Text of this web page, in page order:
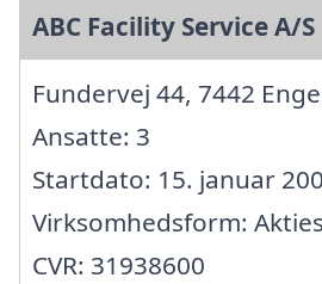
ABC Facility Service A/S
Fundervej 44, 7442
Ansatte: 3
Startdato: 15. januar
Virksomhedsform:
CVR: 31938600